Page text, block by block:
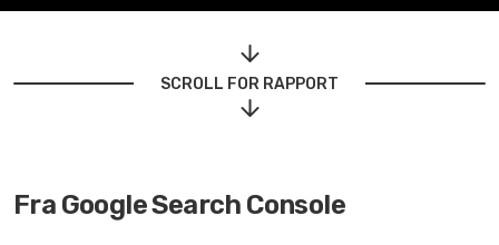
SCROLL FOR RAPPORT
Fra Google Search Console